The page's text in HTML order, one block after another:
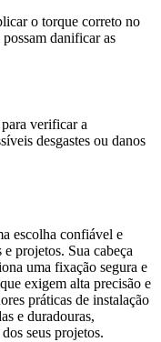
o torque correto no
danificar as
verificar a
desgastes ou danos
escolha confiável e
projetos. Sua cabeça
uma fixação segura e
exigem alta precisão e
práticas de instalação
e duradouras,
seus projetos.